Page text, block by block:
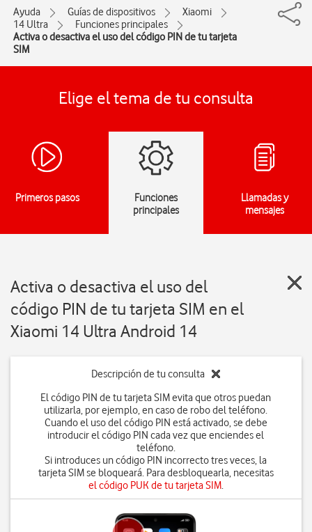
Ayuda Guías de dispositivos
Xiaomi
14 Ultra
Funciones principales
Activa o desactiva el uso del código PIN de tu tarjeta
SIM
Elige el tema de tu consulta
Primeros pasos
Funciones
principales
Llamadas y
mensajes
Activa o desactiva el uso del
código PIN de tu tarjeta SIM en el
Xiaomi 14 Ultra Android 14
Descripción de tu consulta
El código PIN de tu tarjeta SIM evita que otros puedan
utilizarla, por ejemplo, en caso de robo del teléfono.
Cuando el uso del código PIN está activado, se debe
introducir el código PIN cada vez que enciendes el
teléfono.
Si introduces un código PIN incorrecto tres veces, la
tarjeta SIM se bloqueará. Para desbloquearla, necesitas
el código PUK de tu tarjeta SIM.